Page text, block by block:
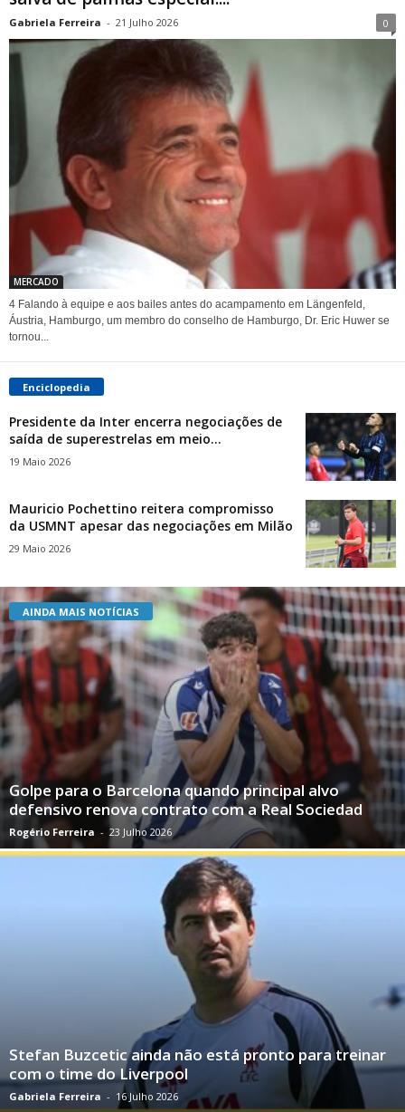
Gabriela Ferreira - 21 Julho 2026 0
MERCADO
4 Falando à equipe e aos bailes antes do acampamento em Längenfeld,
Áustria, Hamburgo, um membro do conselho de Hamburgo, Dr. Eric Huwer se
tornou...
Enciclopedia
Presidente da Inter encerra negociações de
saída de superestrelas em meio...
19 Maio 2026
Mauricio Pochettino reitera compromisso
da USMNT apesar das negociações em Milão
29 Maio 2026
AINDA MAIS NOTÍCIAS
Golpe para o Barcelona quando principal alvo
defensivo renova contrato com a Real Sociedad
Rogério Ferreira - 23 Julho 2026
Stefan Buzcetic ainda não está pronto para treinar
com o time do Liverpool
Gabriela Ferreira - 16 Julho 2026